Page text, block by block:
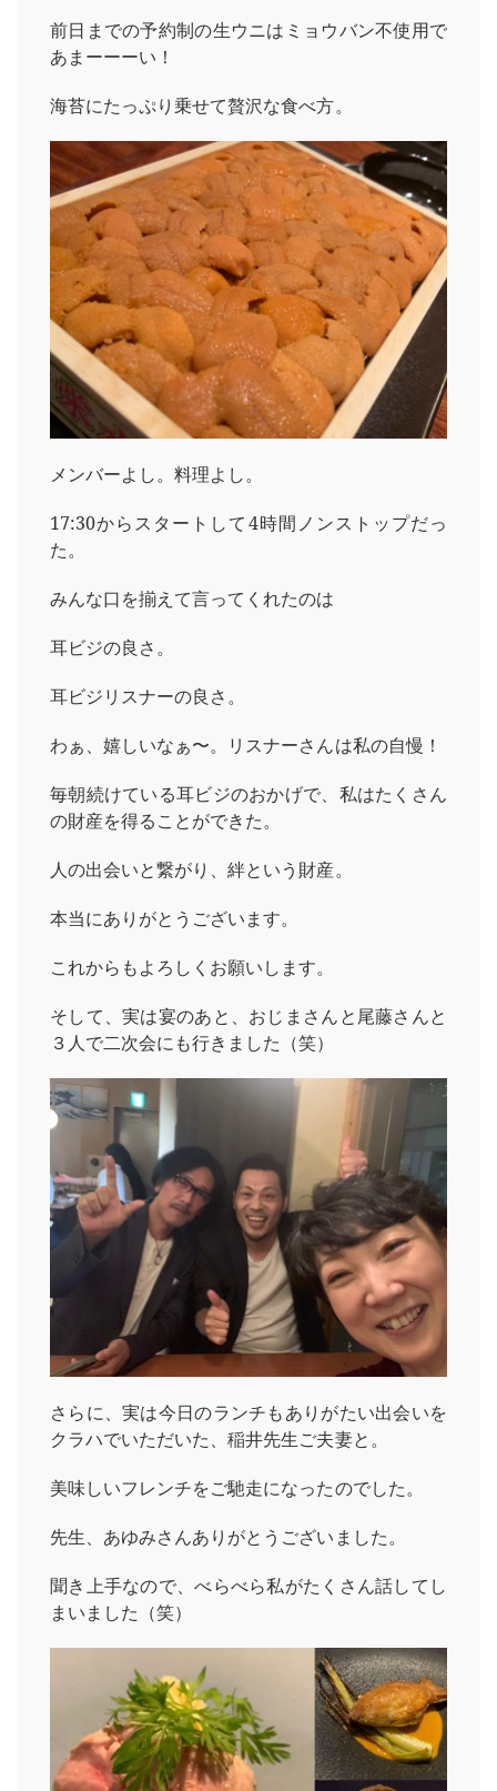
HOME
INFORMATION
前日までの予約制の生ウニはミョウバン不使用で
あまーーーい！
海苔にたっぷり乗せて贅沢な食べ方。
メンバーよし。料理よし。
17:30からスタートして4時間ノンストップだっ
た。
みんな口を揃えて言ってくれたのは
耳ビジの良さ。
耳ビジリスナーの良さ。
わぁ、嬉しいなぁ〜。リスナーさんは私の自慢！
毎朝続けている耳ビジのおかげで、私はたくさん
の財産を得ることができた。
人の出会いと繋がり、絆という財産。
本当にありがとうございます。
これからもよろしくお願いします。
そして、実は宴のあと、おじまさんと尾藤さんと
３人で二次会にも行きました（笑）
さらに、実は今日のランチもありがたい出会いを
クラハでいただいた、稲井先生ご夫妻と。
美味しいフレンチをご馳走になったのでした。
先生、あゆみさんありがとうございました。
聞き上手なので、べらべら私がたくさん話してし
まいました（笑）